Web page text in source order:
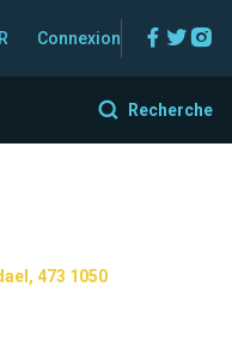
Connexion
Recherche
473 1050